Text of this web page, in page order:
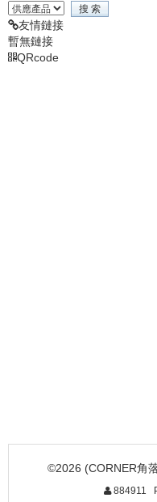
友情鏈接
暫無鏈接
QRcode
©2026 (CORNER角
884911